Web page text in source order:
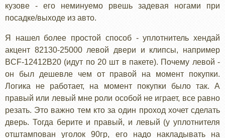
кузове - его неминуемо рвешь задевая ногами при
посадке/выходе из авто.
Я нашел более простой способ - уплотнитель хендай
акцент 82130-25000 левой двери и клипсы, например
BCF-12412B20 (идут по 20 шт в пакете). Почему левой -
он был дешевле чем от правой на момент покупки.
Логика не работает, на момент покупки было так. А
правый или левый мне роли особой не играет, все равно
резать. Это важно тем кто за один проход хочет сделать
дверь. Тогда берите и правый, и левый (у уплотнителя
отштампован уголок 90гр, его надо накладывать на